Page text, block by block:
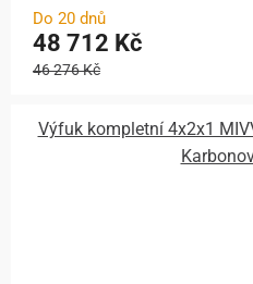
Do 20 dnů
48 712 Kč
46 276 Kč
Výfuk kompletní 4x2x1